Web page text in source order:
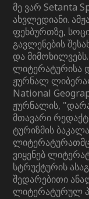
მე ვარ Setanta
ახვლედიანი.
ფეხბურთზე,
გავლენების
და
ლიტერატურისა
ჟურნალ
National
ჟურნალის,
მთავარი
ტურიზმის
ვიყენებ
სტრუქტურის
შედარებითი
ლიტერატურულ